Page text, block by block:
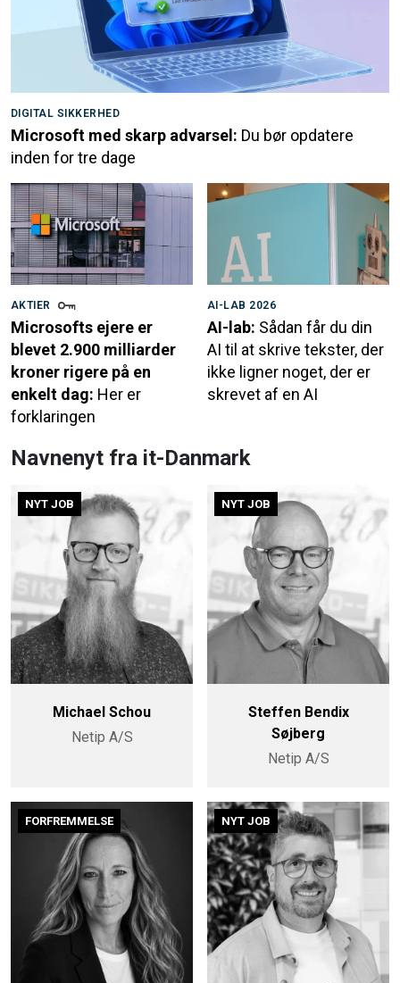
DIGITAL SIKKERHED
Microsoft med skarp advarsel: Du bør opdatere
inden for tre dage
AKTIER
Microsofts ejere er
blevet 2.900 milliarder
kroner rigere på en
enkelt dag: Her er
forklaringen
AI-LAB 2026
AI-lab: Sådan får du din
AI til at skrive tekster, der
ikke ligner noget, der er
skrevet af en AI
Navnenyt fra it-Danmark
NYT JOB
Michael Schou
Netip A/S
NYT JOB
Steffen Bendix
Søjberg
Netip A/S
FORFREMMELSE NYT JOB